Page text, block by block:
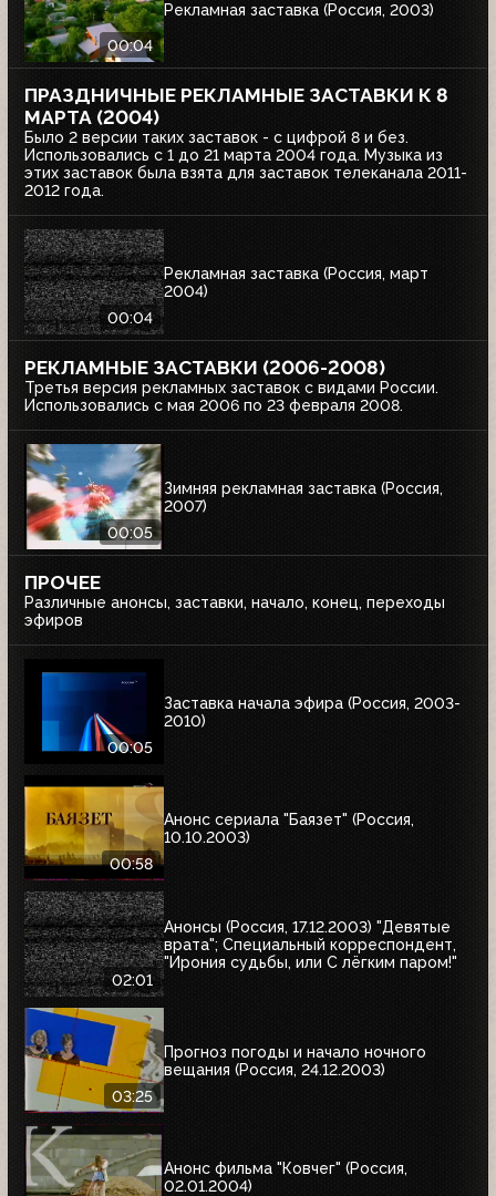
00:04
Рекламная заставка (Россия, 2003)
ПРАЗДНИЧНЫЕ РЕКЛАМНЫЕ ЗАСТАВКИ К 8
МАРТА (2004)
Было 2 версии таких заставок - с цифрой 8 и без.
Использовались с 1 до 21 марта 2004 года. Музыка из
этих заставок была взята для заставок телеканала 2011-
2012 года.
00:04
Рекламная заставка (Россия, март
2004)
РЕКЛАМНЫЕ ЗАСТАВКИ (2006-2008)
Третья версия рекламных заставок с видами России.
Использовались с мая 2006 по 23 февраля 2008.
00:05
Зимняя рекламная заставка (Россия,
2007)
ПРОЧЕЕ
Различные анонсы, заставки, начало, конец, переходы
эфиров
00:05
Заставка начала эфира (Россия, 2003-
2010)
00:58
Анонс сериала "Баязет" (Россия,
10.10.2003)
02:01
Анонсы (Россия, 17.12.2003) "Девятые
врата"; Специальный корреспондент,
"Ирония судьбы, или С лёгким паром!"
03:25
Прогноз погоды и начало ночного
вещания (Россия, 24.12.2003)
Анонс фильма "Ковчег" (Россия,
02.01.2004)